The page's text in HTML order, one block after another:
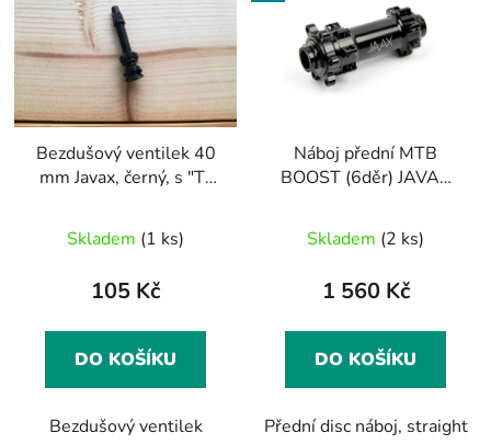
Bezdušový ventilek 40
mm Javax, černý, s "T"
Skladem (1 ks)
105 Kč
DO KOŠÍKU
Bezdušový ventilek
Náboj přední MTB
BOOST (6děr) JAVAX
15x110mm, černý,
Javax logo
Skladem (2 ks)
1 560 Kč
DO KOŠÍKU
Přední disc náboj, straight